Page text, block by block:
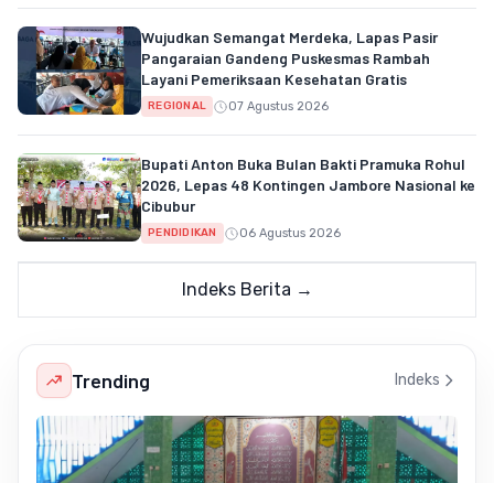
Wujudkan Semangat Merdeka, Lapas Pasir
Pangaraian Gandeng Puskesmas Rambah
Layani Pemeriksaan Kesehatan Gratis
REGIONAL 07 Agustus 2026
Bupati Anton Buka Bulan Bakti Pramuka Rohul
2026, Lepas 48 Kontingen Jambore Nasional ke
Cibubur
PENDIDIKAN 06 Agustus 2026
Indeks Berita →
Trending Indeks